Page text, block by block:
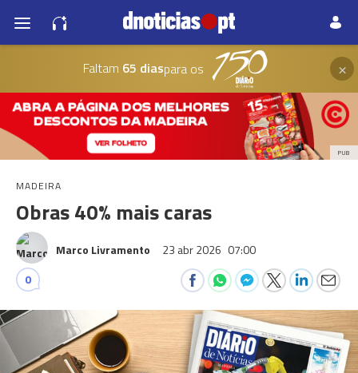
Faltam 65 diaspara os ×
PUB
MADEIRA
Obras 40% mais caras
Marco Livramento 23 abr 2026 07:00
0